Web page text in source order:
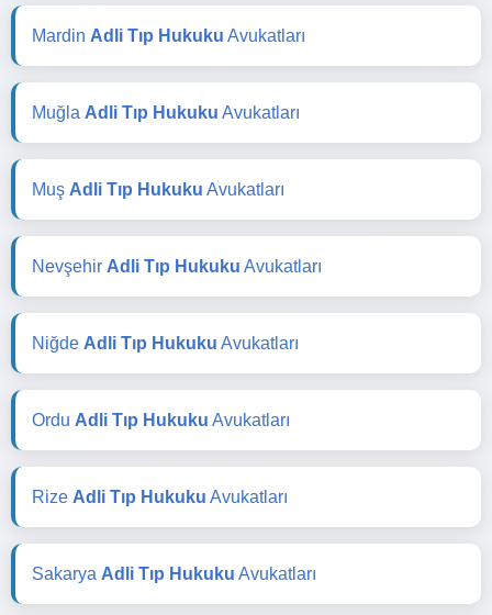
Mardin Adli Tıp Hukuku Avukatları
Muğla Adli Tıp Hukuku Avukatları
Muş Adli Tıp Hukuku Avukatları
Nevşehir Adli Tıp Hukuku Avukatları
Niğde Adli Tıp Hukuku Avukatları
Ordu Adli Tıp Hukuku Avukatları
Rize Adli Tıp Hukuku Avukatları
Sakarya Adli Tıp Hukuku Avukatları